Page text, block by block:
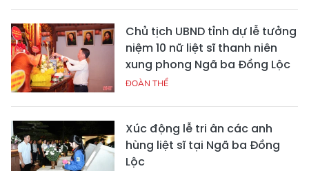
Chủ tịch UBND tỉnh dự lễ tưởng
niệm 10 nữ liệt sĩ thanh niên
xung phong Ngã ba Đồng Lộc
ĐOÀN THỂ
Xúc động lễ tri ân các anh
hùng liệt sĩ tại Ngã ba Đồng
Lộc